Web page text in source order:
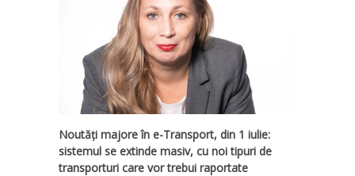
Noutăți majore în e-Transport, din 1 iulie:
sistemul se extinde masiv, cu noi tipuri de
transporturi care vor trebui raportate